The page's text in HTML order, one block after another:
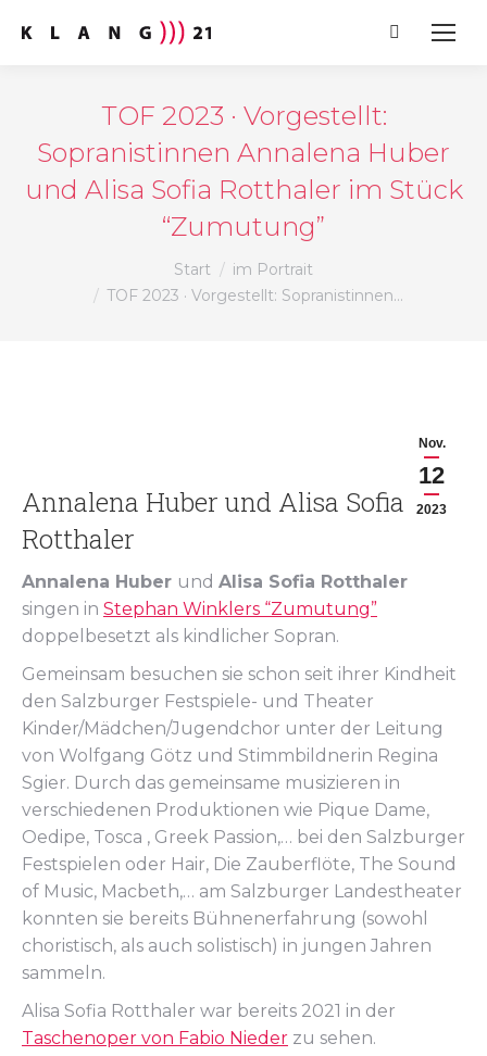
Search:
TOF 2023 · Vorgestellt:
Sopranistinnen Annalena Huber
und Alisa Sofia Rotthaler im Stück
“Zumutung”
Sie befinden sich hier:
Start
im Portrait
TOF 2023 · Vorgestellt: Sopranistinnen…
Nov.
12
2023
Annalena Huber und Alisa Sofia
Rotthaler
Annalena Huber und Alisa Sofia Rotthaler
singen in Stephan Winklers “Zumutung”
doppelbesetzt als kindlicher Sopran.
Gemeinsam besuchen sie schon seit ihrer Kindheit
den Salzburger Festspiele- und Theater
Kinder/Mädchen/Jugendchor unter der Leitung
von Wolfgang Götz und Stimmbildnerin Regina
Sgier. Durch das gemeinsame musizieren in
verschiedenen Produktionen wie Pique Dame,
Oedipe, Tosca , Greek Passion,… bei den Salzburger
Festspielen oder Hair, Die Zauberflöte, The Sound
of Music, Macbeth,… am Salzburger Landestheater
konnten sie bereits Bühnenerfahrung (sowohl
choristisch, als auch solistisch) in jungen Jahren
sammeln.
Alisa Sofia Rotthaler war bereits 2021 in der
Taschenoper von Fabio Nieder zu sehen.